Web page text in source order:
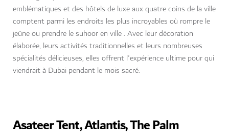
emblématiques et des hôtels de luxe aux quatre coins de la ville
comptent parmi les endroits les plus incroyables où rompre le
jeûne ou prendre le suhoor en ville . Avec leur décoration
élaborée, leurs activités traditionnelles et leurs nombreuses
spécialités délicieuses, elles offrent l'expérience ultime pour qui
viendrait à Dubai pendant le mois sacré.
Asateer Tent, Atlantis, The Palm